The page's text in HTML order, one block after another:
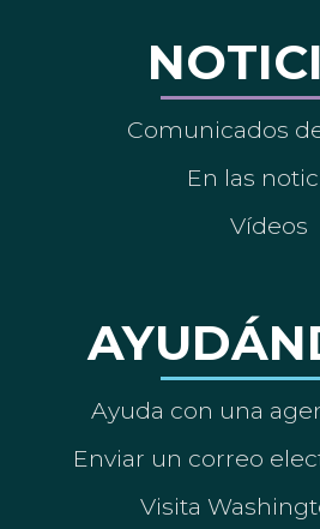
Comunicados
En las
Vídeos
Ayuda con una
Enviar un correo
Visita